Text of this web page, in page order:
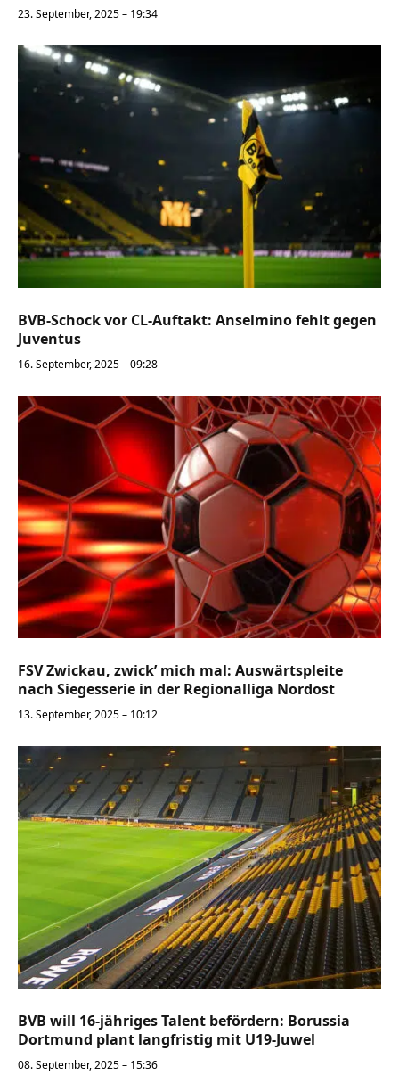
23. September, 2025 – 19:34
BVB-Schock vor CL-Auftakt: Anselmino fehlt gegen
Juventus
16. September, 2025 – 09:28
FSV Zwickau, zwick’ mich mal: Auswärtspleite
nach Siegesserie in der Regionalliga Nordost
13. September, 2025 – 10:12
BVB will 16-jähriges Talent befördern: Borussia
Dortmund plant langfristig mit U19-Juwel
08. September, 2025 – 15:36